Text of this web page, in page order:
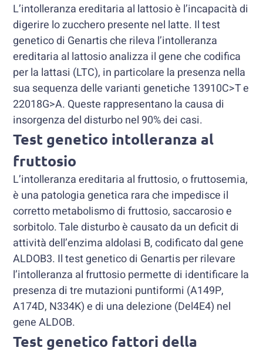
L’intolleranza ereditaria al lattosio è l’incapacità di
digerire lo zucchero presente nel latte. Il test
genetico di Genartis che rileva l’intolleranza
ereditaria al lattosio analizza il gene che codifica
per la lattasi (LTC), in particolare la presenza nella
sua sequenza delle varianti genetiche 13910C>T e
22018G>A. Queste rappresentano la causa di
insorgenza del disturbo nel 90% dei casi.
Test genetico intolleranza al
fruttosio
L’intolleranza ereditaria al fruttosio, o fruttosemia,
è una patologia genetica rara che impedisce il
corretto metabolismo di fruttosio, saccarosio e
sorbitolo. Tale disturbo è causato da un deficit di
attività dell’enzima aldolasi B, codificato dal gene
ALDOB3. Il test genetico di Genartis per rilevare
l’intolleranza al fruttosio permette di identificare la
presenza di tre mutazioni puntiformi (A149P,
A174D, N334K) e di una delezione (Del4E4) nel
gene ALDOB.
Test genetico fattori della